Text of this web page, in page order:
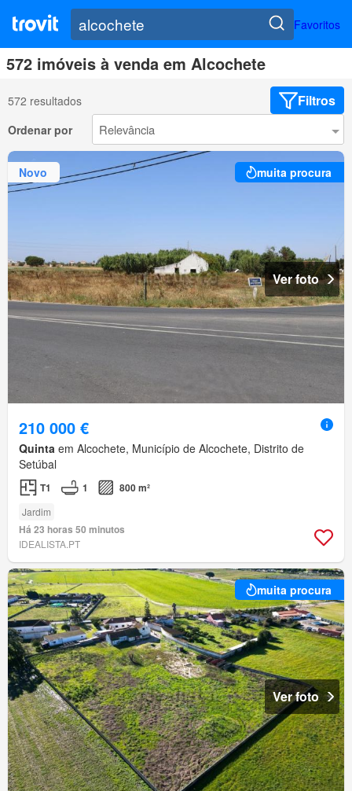
Favoritos
572 imóveis à venda em Alcochete
572 resultados Filtros
Ordenar por
Novo muita procura
Ver foto
210 000 €
Quinta em Alcochete, Município de Alcochete, Distrito de
Setúbal
T1 1 800 m²
Jardim
Há 23 horas 50 minutos
IDEALISTA.PT
muita procura
Ver foto